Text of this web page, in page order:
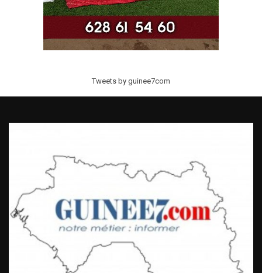
Tweets by guinee7com